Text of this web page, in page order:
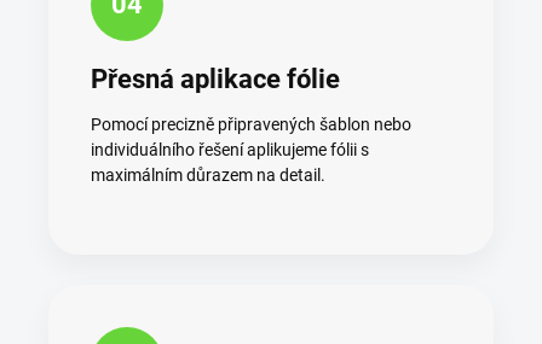
Přesná aplikace fólie
Pomocí precizně připravených šablon nebo
individuálního řešení aplikujeme fólii s
maximálním důrazem na detail.